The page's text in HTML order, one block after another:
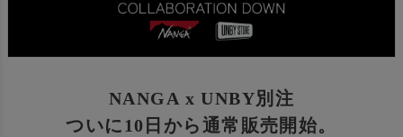
NANGA x UNBY別注
ついに10日から通常販売開始。